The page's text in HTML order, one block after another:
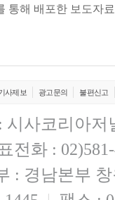
통해 배포한 보도자